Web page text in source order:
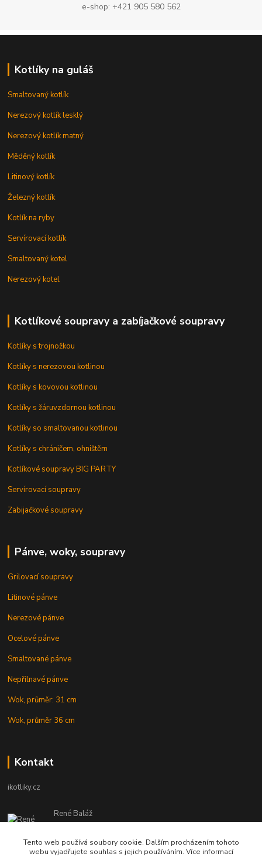
e-shop: +421 905 580 562
Kotlíky na guláš
Smaltovaný kotlík
Nerezový kotlík lesklý
Nerezový kotlík matný
Měděný kotlík
Litinový kotlík
Železný kotlík
Kotlík na ryby
Servírovací kotlík
Smaltovaný kotel
Nerezový kotel
Kotlíkové soupravy a zabíjačkové soupravy
Kotlíky s trojnožkou
Kotlíky s nerezovou kotlinou
Kotlíky s kovovou kotlinou
Kotlíky s žáruvzdornou kotlinou
Kotlíky so smaltovanou kotlinou
Kotlíky s chráničem, ohništěm
Kotlíkové soupravy BIG PARTY
Servírovací soupravy
Zabijačkové soupravy
Pánve, woky, soupravy
Grilovací soupravy
Litinové pánve
Nerezové pánve
Ocelové pánve
Smaltované pánve
Nepřilnavé pánve
Wok, průměr: 31 cm
Wok, průměr 36 cm
Kontakt
ikotliky.cz
René Baláž
Eshop: +421 902 212 007
od 8:00 - do 16:00 hod
Tento web používá soubory cookie. Dalším procházením tohoto
webu vyjadřujete souhlas s jejich používáním. Více informací